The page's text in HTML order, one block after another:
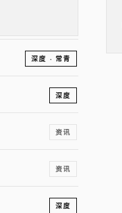
深度 · 常青
深度
资讯
资讯
深度